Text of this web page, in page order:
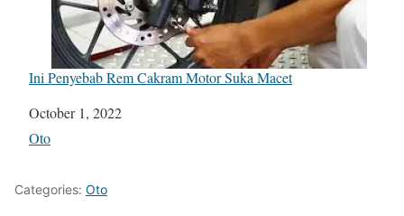
Ini Penyebab Rem Cakram Motor Suka Macet
Date
October 1, 2022
In relation to
Oto
Categories: Oto